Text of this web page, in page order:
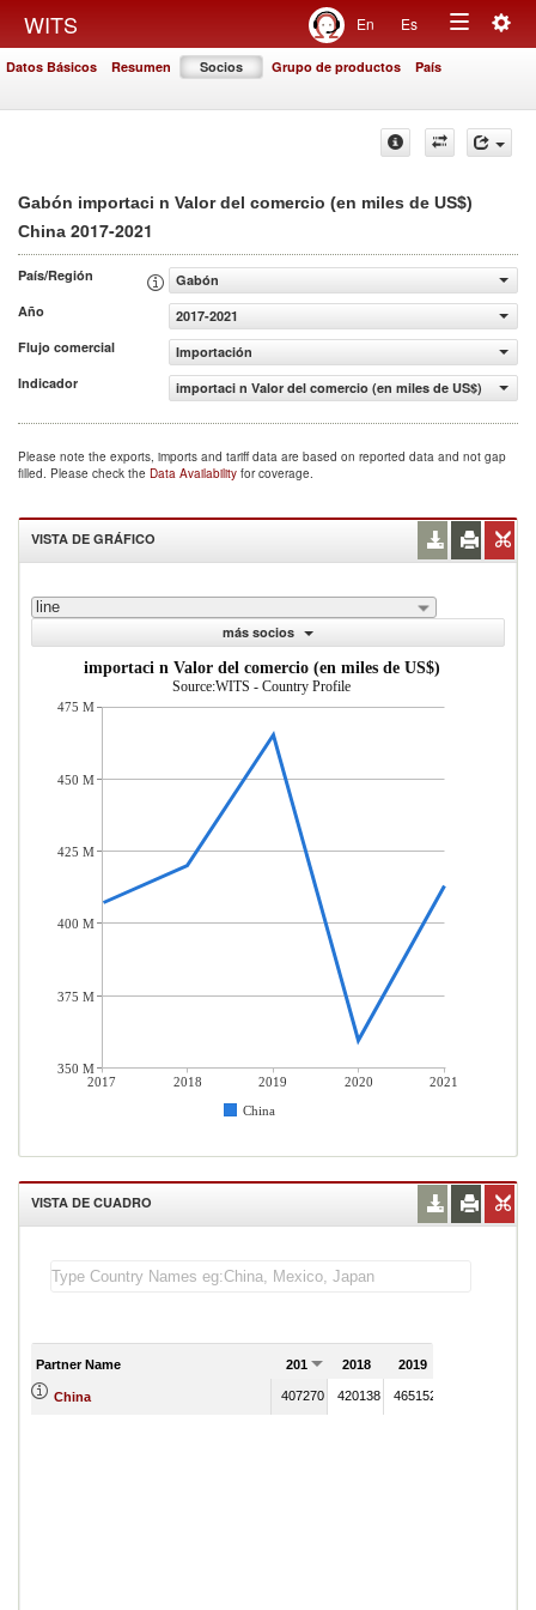
WITS En Es
Toggle
Datos Básicos Resumen Socios Grupo de productos País
Gabón importaci n Valor del comercio (en miles de US$)
China 2017-2021
País/Región
Gabón
Año
2017-2021
Flujo comercial
Importación
Indicador
importaci n Valor del comercio (en miles de US$)
Please note the exports, imports and tariff data are based on reported data and not gap
filled. Please check the Data Availability for coverage.
VISTA DE GRÁFICO
line
más socios
importaci n Valor del comercio (en miles de US$)
Source:WITS - Country Profile
2017 2018 2019 2020
2021
China
475 M
450 M
425 M
400 M
375 M
350 M
VISTA DE CUADRO
Partner Name 2017 2018 2019
China 407270 420138 465152